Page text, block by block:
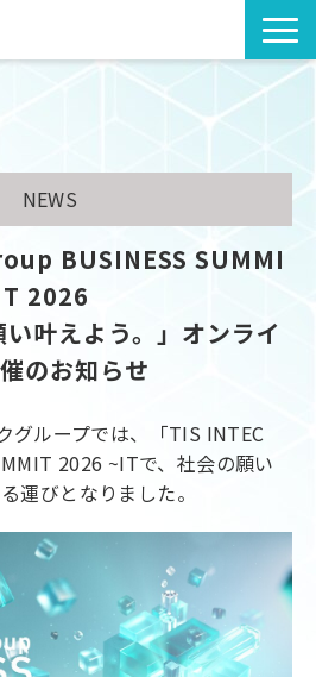
NEWS
BUSINESS SUMMI
T 2026
叶えよう。」オンライ
のお知らせ
グループでは、「TIS INTEC
2026 ~ITで、社会の願い
運びとなりました。